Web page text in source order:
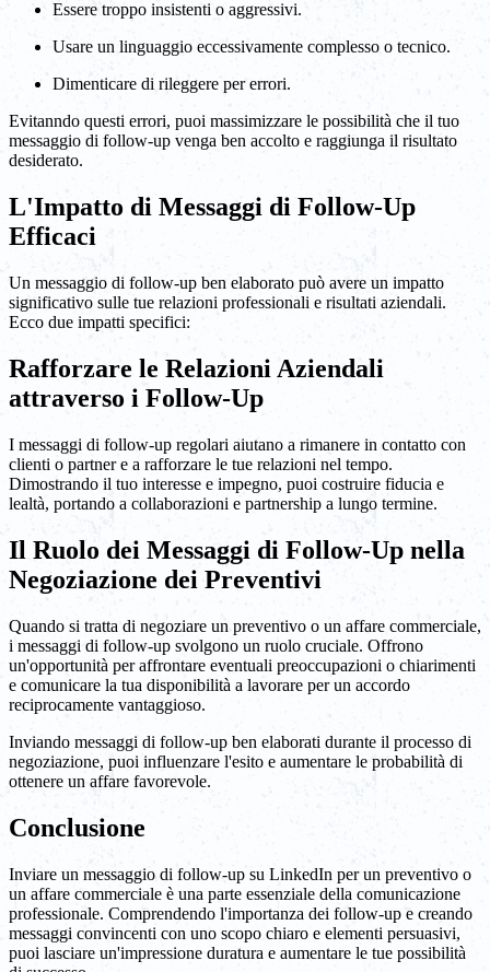
Essere troppo insistenti o aggressivi.
Usare un linguaggio eccessivamente complesso o tecnico.
Dimenticare di rileggere per errori.
Evitanndo questi errori, puoi massimizzare le possibilità che il tuo
messaggio di follow-up venga ben accolto e raggiunga il risultato
desiderato.
L'Impatto di Messaggi di Follow-Up
Efficaci
Un messaggio di follow-up ben elaborato può avere un impatto
significativo sulle tue relazioni professionali e risultati aziendali.
Ecco due impatti specifici:
Rafforzare le Relazioni Aziendali
attraverso i Follow-Up
I messaggi di follow-up regolari aiutano a rimanere in contatto con
clienti o partner e a rafforzare le tue relazioni nel tempo.
Dimostrando il tuo interesse e impegno, puoi costruire fiducia e
lealtà, portando a collaborazioni e partnership a lungo termine.
Il Ruolo dei Messaggi di Follow-Up nella
Negoziazione dei Preventivi
Quando si tratta di negoziare un preventivo o un affare commerciale,
i messaggi di follow-up svolgono un ruolo cruciale. Offrono
un'opportunità per affrontare eventuali preoccupazioni o chiarimenti
e comunicare la tua disponibilità a lavorare per un accordo
reciprocamente vantaggioso.
Inviando messaggi di follow-up ben elaborati durante il processo di
negoziazione, puoi influenzare l'esito e aumentare le probabilità di
ottenere un affare favorevole.
Conclusione
Inviare un messaggio di follow-up su LinkedIn per un preventivo o
un affare commerciale è una parte essenziale della comunicazione
professionale. Comprendendo l'importanza dei follow-up e creando
messaggi convincenti con uno scopo chiaro e elementi persuasivi,
puoi lasciare un'impressione duratura e aumentare le tue possibilità